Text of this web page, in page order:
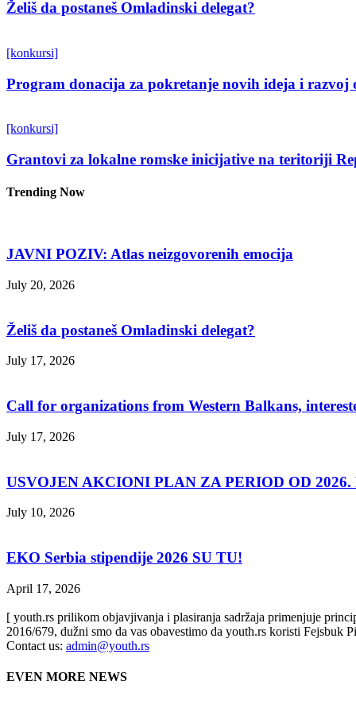
Želiš da postaneš Omladinski delegat?
[konkursi]
Program donacija za pokretanje novih ideja i razvoj
[konkursi]
Grantovi za lokalne romske inicijative na teritoriji
Trending Now
JAVNI POZIV: Atlas neizgovorenih emocija
July 20, 2026
Želiš da postaneš Omladinski delegat?
July 17, 2026
Call for organizations from Western Balkans,
July 17, 2026
USVOJEN AKCIONI PLAN ZA PERIOD OD 2026.
July 10, 2026
EKO Serbia stipendije 2026 SU TU!
April 17, 2026
[ youth.rs prilikom objavjivanja i plasiranja sadržaja primenjuje
2016/679, dužni smo da vas obavestimo da youth.rs koristi Fejsbuk
Contact us: admin@youth.rs
EVEN MORE NEWS